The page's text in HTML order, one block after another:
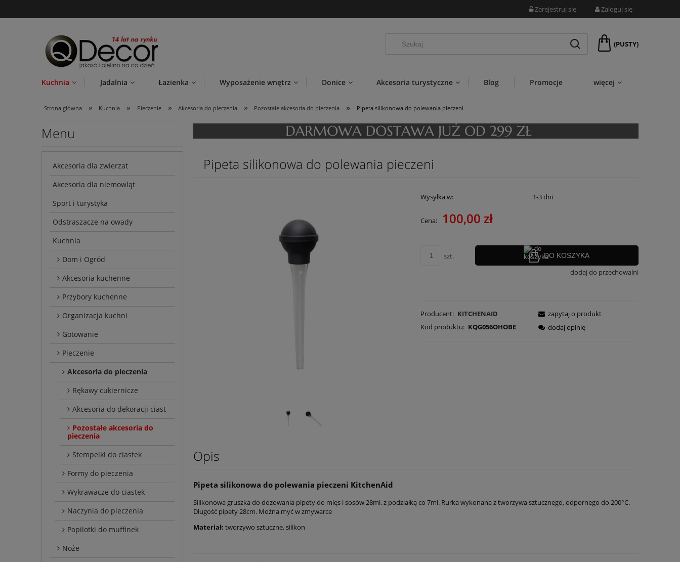
Zarejestruj się Zaloguj się
(PUSTY)
Kuchnia Jadalnia Łazienka Wyposażenie wnętrz Donice Akcesoria turystyczne Blog Promocje więcej
Strona główna » Kuchnia » Pieczenie » Akcesoria do pieczenia » Pozostałe akcesoria do pieczenia » Pipeta silikonowa do polewania pieczeni
Menu
Akcesoria dla zwierzat
Akcesoria dla niemowląt
Sport i turystyka
Odstraszacze na owady
Kuchnia
Dom i Ogród
Akcesoria kuchenne
Przybory kuchenne
Organizacja kuchni
Gotowanie
Pieczenie
Akcesoria do pieczenia
Rękawy cukiernicze
Akcesoria do dekoracji ciast
Pozostałe akcesoria do
pieczenia
Stempelki do ciastek
Formy do pieczenia
Wykrawacze do ciastek
Naczynia do pieczenia
Papilotki do muffinek
Noże
Pipeta silikonowa do polewania pieczeni
Wysyłka w: 1-3 dni
Cena: 100,00 zł
szt. DO KOSZYKA
dodaj do przechowalni
Producent: KITCHENAID
Kod produktu: KQG056OHOBE
zapytaj o produkt
dodaj opinię
Opis
Pipeta silikonowa do polewania pieczeni KitchenAid
Silikonowa gruszka do dozowania pipety do mięs i sosów 28ml, z podziałką co 7ml. Rurka wykonana z tworzywa sztucznego, odpornego do 200°C.
Długość pipety 28cm. Można myć w zmywarce
Materiał: tworzywo sztuczne, silikon